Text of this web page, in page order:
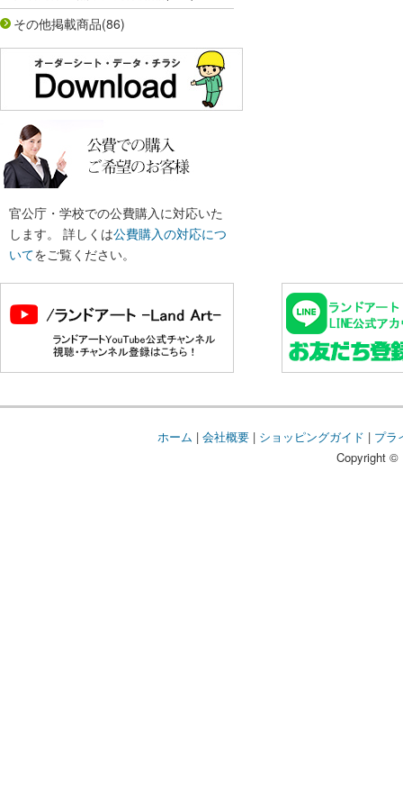
その他掲載商品(86)
官公庁・学校での公費購入に対応いた
します。 詳しくは公費購入の対応につ
いてをご覧ください。
ホーム | 会社概要| ショッピングガイド | プラ
Copyright ©